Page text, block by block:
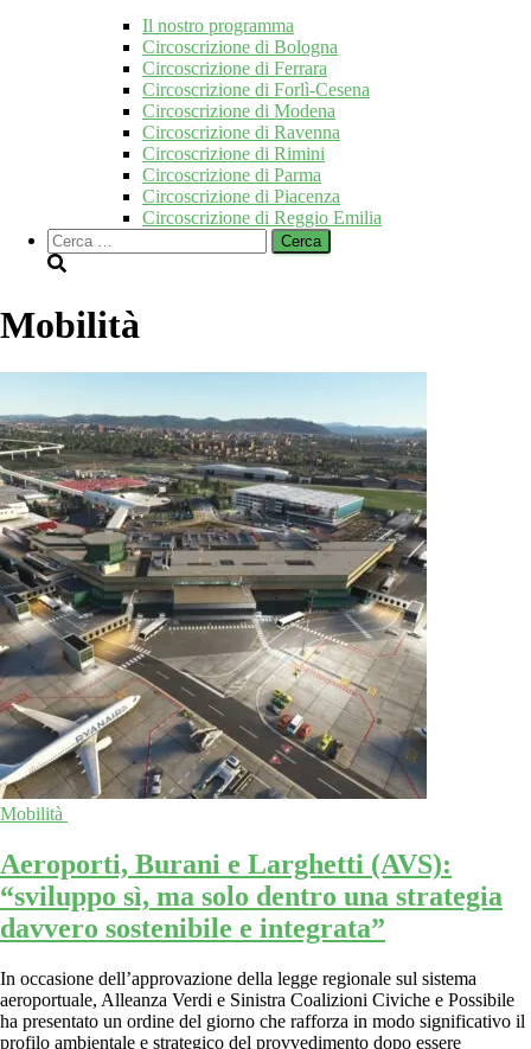
Il nostro programma
Circoscrizione di Bologna
Circoscrizione di Ferrara
Circoscrizione di Forlì-Cesena
Circoscrizione di Modena
Circoscrizione di Ravenna
Circoscrizione di Rimini
Circoscrizione di Parma
Circoscrizione di Piacenza
Circoscrizione di Reggio Emilia
Ricerca
per:
Mobilità
Mobilità
Aeroporti, Burani e Larghetti (AVS):
“sviluppo sì, ma solo dentro una strategia
davvero sostenibile e integrata”
In occasione dell’approvazione della legge regionale sul sistema
aeroportuale, Alleanza Verdi e Sinistra Coalizioni Civiche e Possibile
ha presentato un ordine del giorno che rafforza in modo significativo il
profilo ambientale e strategico del provvedimento dopo essere